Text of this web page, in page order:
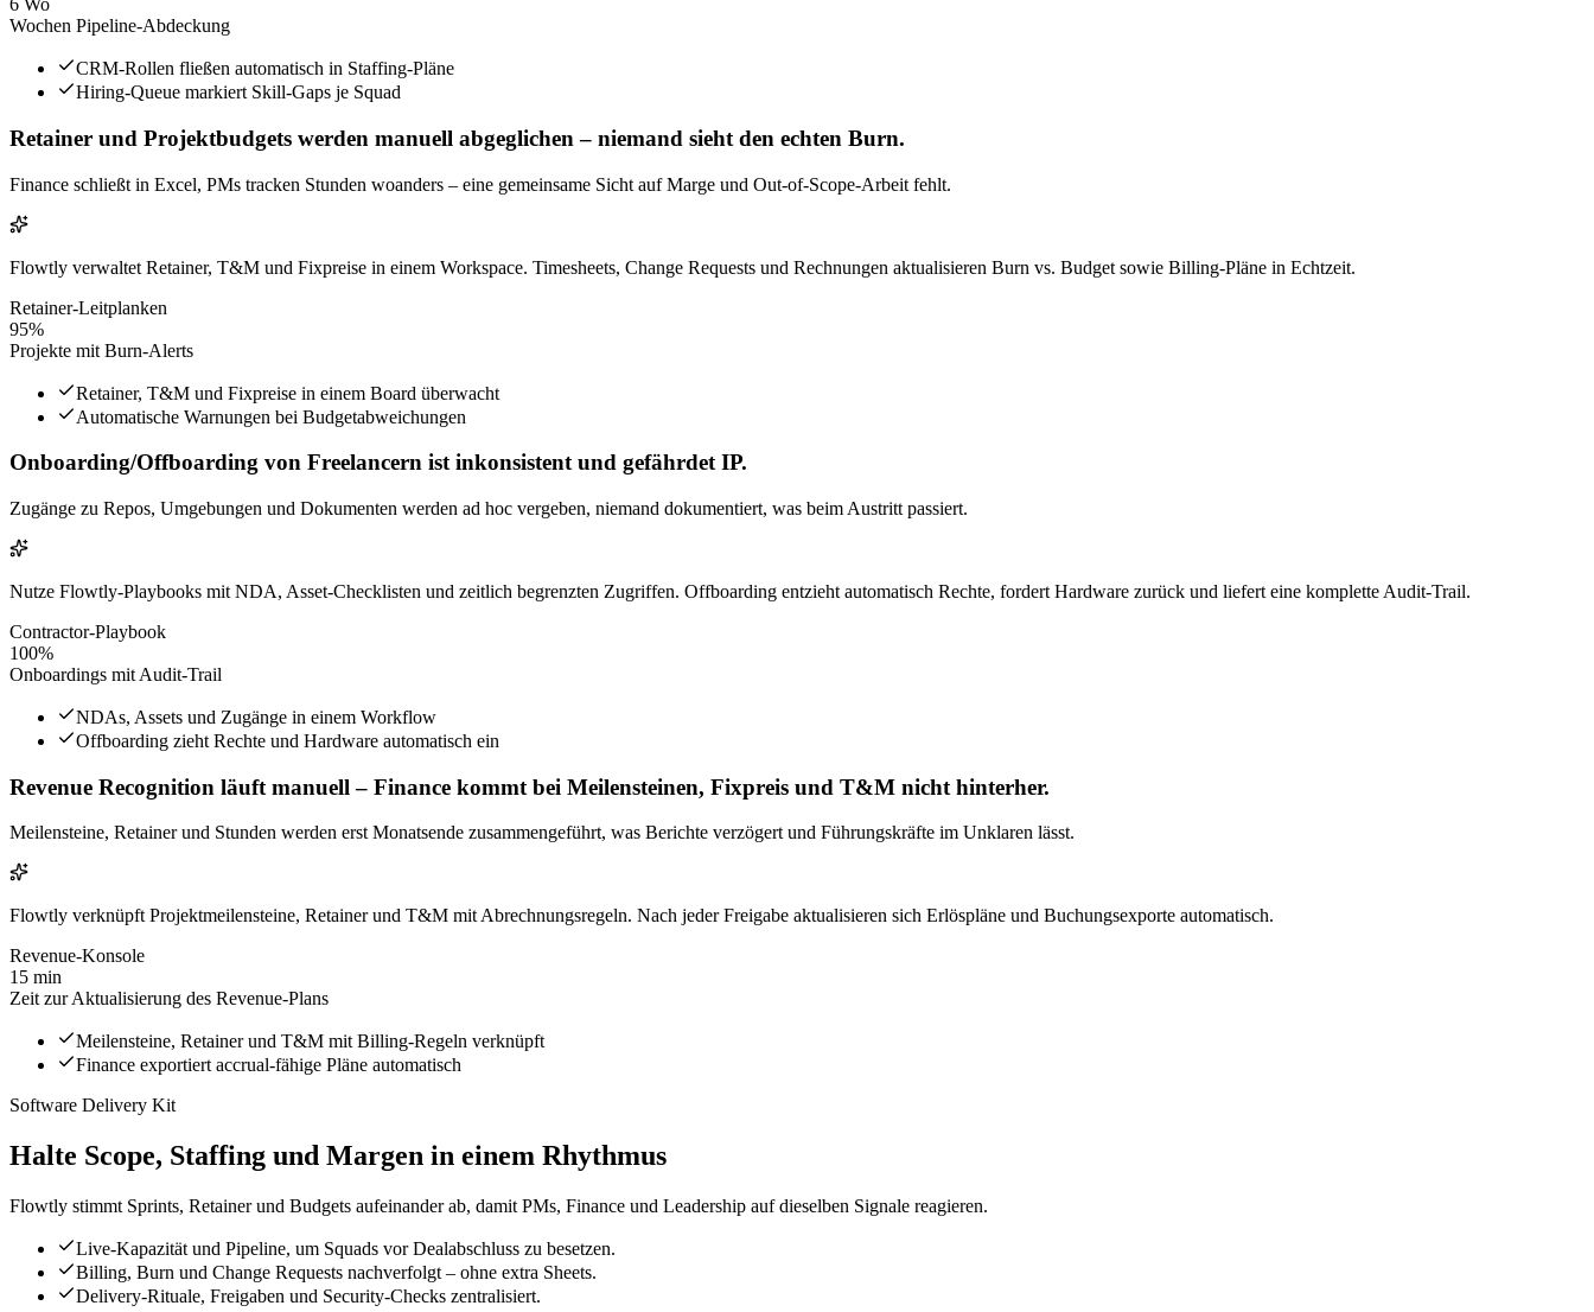
6 Wo
Wochen Pipeline-Abdeckung
CRM-Rollen fließen automatisch in Staffing-Pläne
Hiring-Queue markiert Skill-Gaps je Squad
Retainer und Projektbudgets werden manuell abgeglichen – niemand sieht den echten Burn.
Finance schließt in Excel, PMs tracken Stunden woanders – eine gemeinsame Sicht auf Marge und Out-of-Scope-Arbeit fehlt.
Flowtly verwaltet Retainer, T&M und Fixpreise in einem Workspace. Timesheets, Change Requests und Rechnungen aktualisieren Burn vs. Budget sowie Billing-Pläne in Echtzeit.
Retainer-Leitplanken
95%
Projekte mit Burn-Alerts
Retainer, T&M und Fixpreise in einem Board überwacht
Automatische Warnungen bei Budgetabweichungen
Onboarding/Offboarding von Freelancern ist inkonsistent und gefährdet IP.
Zugänge zu Repos, Umgebungen und Dokumenten werden ad hoc vergeben, niemand dokumentiert, was beim Austritt passiert.
Nutze Flowtly-Playbooks mit NDA, Asset-Checklisten und zeitlich begrenzten Zugriffen. Offboarding entzieht automatisch Rechte, fordert Hardware zurück und liefert eine komplette Audit-Trail.
Contractor-Playbook
100%
Onboardings mit Audit-Trail
NDAs, Assets und Zugänge in einem Workflow
Offboarding zieht Rechte und Hardware automatisch ein
Revenue Recognition läuft manuell – Finance kommt bei Meilensteinen, Fixpreis und T&M nicht hinterher.
Meilensteine, Retainer und Stunden werden erst Monatsende zusammengeführt, was Berichte verzögert und Führungskräfte im Unklaren lässt.
Flowtly verknüpft Projektmeilensteine, Retainer und T&M mit Abrechnungsregeln. Nach jeder Freigabe aktualisieren sich Erlöspläne und Buchungsexporte automatisch.
Revenue-Konsole
15 min
Zeit zur Aktualisierung des Revenue-Plans
Meilensteine, Retainer und T&M mit Billing-Regeln verknüpft
Finance exportiert accrual-fähige Pläne automatisch
Software Delivery Kit
Halte Scope, Staffing und Margen in einem Rhythmus
Flowtly stimmt Sprints, Retainer und Budgets aufeinander ab, damit PMs, Finance und Leadership auf dieselben Signale reagieren.
Live-Kapazität und Pipeline, um Squads vor Dealabschluss zu besetzen.
Billing, Burn und Change Requests nachverfolgt – ohne extra Sheets.
Delivery-Rituale, Freigaben und Security-Checks zentralisiert.